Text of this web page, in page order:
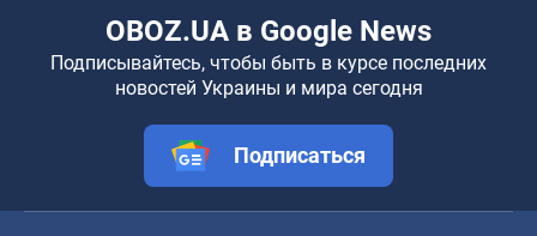
OBOZ.UA в Google News
Подписывайтесь, чтобы быть в курсе последних
новостей Украины и мира сегодня
Подписаться